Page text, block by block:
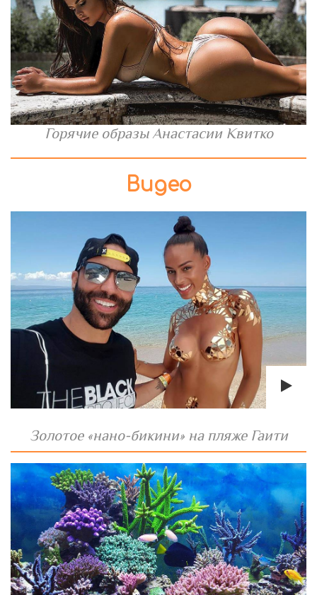
Горячие образы Анастасии Квитко
Видео
Золотое «нано-бикини» на пляже Гаити